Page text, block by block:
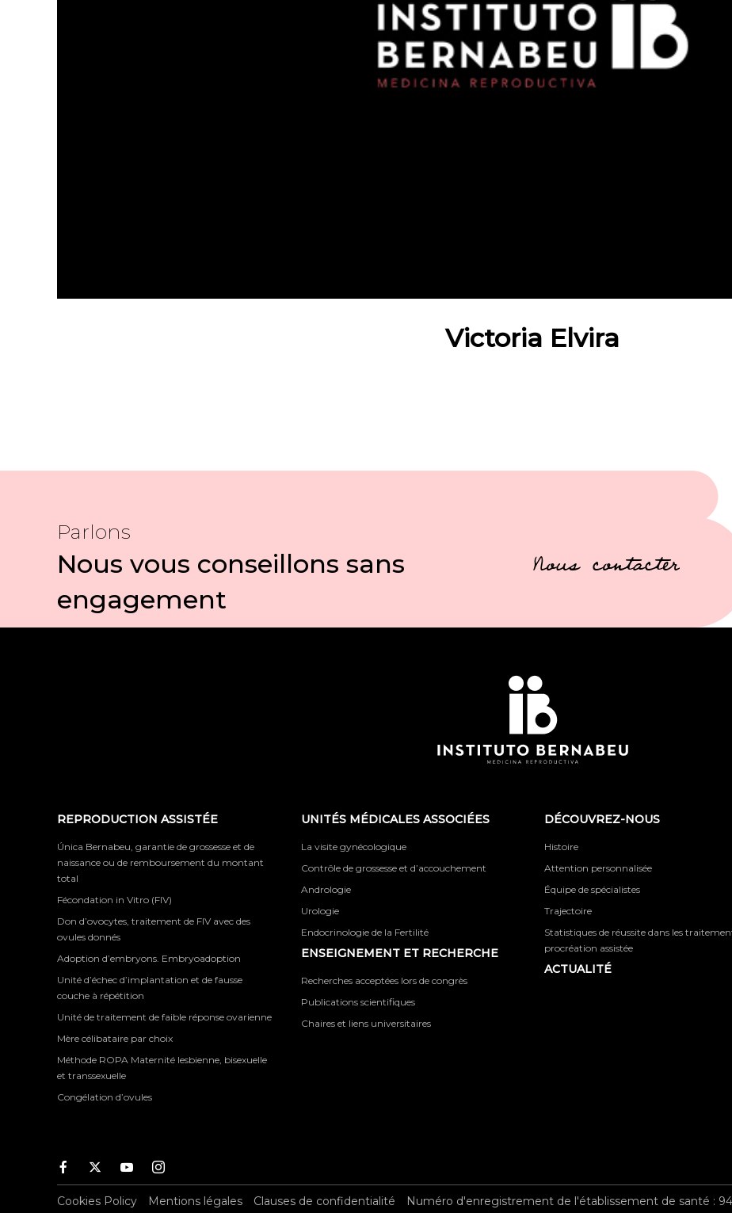
Victoria Elvira
Parlons
Nous vous conseillons sans
engagement
Nous contacter
REPRODUCTION ASSISTÉE
Única Bernabeu, garantie de grossesse et de
naissance ou de remboursement du montant
total
Fécondation in Vitro (FIV)
Don d’ovocytes, traitement de FIV avec des
ovules donnés
Adoption d’embryons. Embryoadoption
Unité d’échec d’implantation et de fausse
couche à répétition
Unité de traitement de faible réponse ovarienne
Mère célibataire par choix
Méthode ROPA Maternité lesbienne, bisexuelle
et transsexuelle
Congélation d’ovules
UNITÉS MÉDICALES ASSOCIÉES
La visite gynécologique
Contrôle de grossesse et d’accouchement
Andrologie
Urologie
Endocrinologie de la Fertilité
ENSEIGNEMENT ET RECHERCHE
Recherches acceptées lors de congrès
Publications scientifiques
Chaires et liens universitaires
DÉCOUVREZ-NOUS
Histoire
Attention personnalisée
Équipe de spécialistes
Trajectoire
Statistiques de réussite dans les
procréation assistée
ACTUALITÉ
Facebook
TwitterYoutubeInstagram
Cookies Policy Mentions légales Clauses de confidentialité Numéro d'enregistrement de l'établissement de santé :